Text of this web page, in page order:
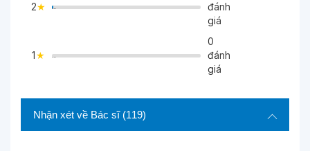
2 ">
đánh
giá
1 ">
0
đánh
giá
Nhận xét về Bác sĩ (119)